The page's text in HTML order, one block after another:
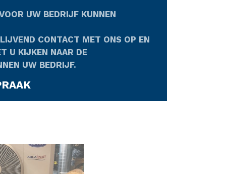
UW BEDRIJF KUNNEN
CONTACT MET ONS OP EN
U KIJKEN NAAR DE
UW BEDRIJF.